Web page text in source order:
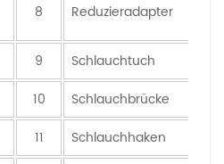
8 Reduzieradapter
9
Schlauchtuch
10
Schlauchbrücke
11
Schlauchhaken